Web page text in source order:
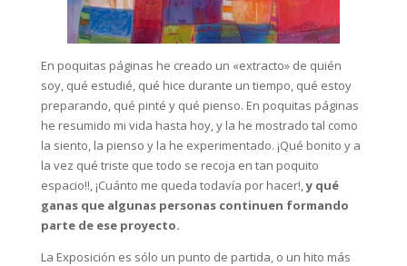
En poquitas páginas he creado un «extracto» de quién
soy, qué estudié, qué hice durante un tiempo, qué estoy
preparando, qué pinté y qué pienso. En poquitas páginas
he resumido mi vida hasta hoy, y la he mostrado tal como
la siento, la pienso y la he experimentado. ¡Qué bonito y a
la vez qué triste que todo se recoja en tan poquito
espacio!!, ¡Cuánto me queda todavía por hacer!,y qué
ganas que algunas personas continuen formando
parte de ese proyecto.
La Exposición es sólo un punto de partida, o un hito más